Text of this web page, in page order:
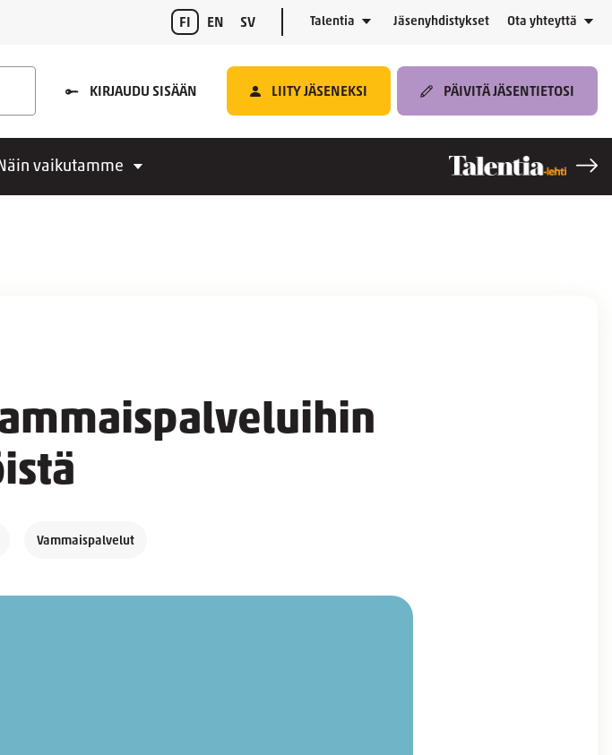
FI EN SV Talentia Jäsenyhdistykset Ota yhteyttä
KIRJAUDU SISÄÄN LIITY JÄSENEKSI PÄIVITÄ JÄSENTIETOSI
vaikutamme
Vammaispalvelut